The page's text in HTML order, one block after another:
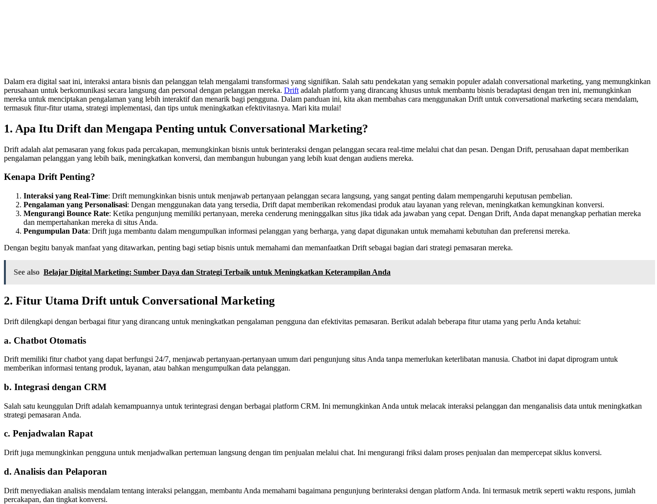
Dalam era digital saat ini, interaksi antara bisnis dan pelanggan telah mengalami transformasi yang signifikan. Salah satu pendekatan yang semakin populer adalah conversational marketing, yang memungkinkan
perusahaan untuk berkomunikasi secara langsung dan personal dengan pelanggan mereka. Drift adalah platform yang dirancang khusus untuk membantu bisnis beradaptasi dengan tren ini, memungkinkan
mereka untuk menciptakan pengalaman yang lebih interaktif dan menarik bagi pengguna. Dalam panduan ini, kita akan membahas cara menggunakan Drift untuk conversational marketing secara mendalam,
termasuk fitur-fitur utama, strategi implementasi, dan tips untuk meningkatkan efektivitasnya. Mari kita mulai!
1. Apa Itu Drift dan Mengapa Penting untuk Conversational Marketing?
Drift adalah alat pemasaran yang fokus pada percakapan, memungkinkan bisnis untuk berinteraksi dengan pelanggan secara real-time melalui chat dan pesan. Dengan Drift, perusahaan dapat memberikan
pengalaman pelanggan yang lebih baik, meningkatkan konversi, dan membangun hubungan yang lebih kuat dengan audiens mereka.
Kenapa Drift Penting?
Interaksi yang Real-Time: Drift memungkinkan bisnis untuk menjawab pertanyaan pelanggan secara langsung, yang sangat penting dalam mempengaruhi keputusan pembelian.
Pengalaman yang Personalisasi: Dengan menggunakan data yang tersedia, Drift dapat memberikan rekomendasi produk atau layanan yang relevan, meningkatkan kemungkinan konversi.
Mengurangi Bounce Rate: Ketika pengunjung memiliki pertanyaan, mereka cenderung meninggalkan situs jika tidak ada jawaban yang cepat. Dengan Drift, Anda dapat menangkap perhatian mereka
dan mempertahankan mereka di situs Anda.
Pengumpulan Data: Drift juga membantu dalam mengumpulkan informasi pelanggan yang berharga, yang dapat digunakan untuk memahami kebutuhan dan preferensi mereka.
Dengan begitu banyak manfaat yang ditawarkan, penting bagi setiap bisnis untuk memahami dan memanfaatkan Drift sebagai bagian dari strategi pemasaran mereka.
See also Belajar Digital Marketing: Sumber Daya dan Strategi Terbaik untuk Meningkatkan Keterampilan Anda
2. Fitur Utama Drift untuk Conversational Marketing
Drift dilengkapi dengan berbagai fitur yang dirancang untuk meningkatkan pengalaman pengguna dan efektivitas pemasaran. Berikut adalah beberapa fitur utama yang perlu Anda ketahui:
a. Chatbot Otomatis
Drift memiliki fitur chatbot yang dapat berfungsi 24/7, menjawab pertanyaan-pertanyaan umum dari pengunjung situs Anda tanpa memerlukan keterlibatan manusia. Chatbot ini dapat diprogram untuk
memberikan informasi tentang produk, layanan, atau bahkan mengumpulkan data pelanggan.
b. Integrasi dengan CRM
Salah satu keunggulan Drift adalah kemampuannya untuk terintegrasi dengan berbagai platform CRM. Ini memungkinkan Anda untuk melacak interaksi pelanggan dan menganalisis data untuk meningkatkan
strategi pemasaran Anda.
c. Penjadwalan Rapat
Drift juga memungkinkan pengguna untuk menjadwalkan pertemuan langsung dengan tim penjualan melalui chat. Ini mengurangi friksi dalam proses penjualan dan mempercepat siklus konversi.
d. Analisis dan Pelaporan
Drift menyediakan analisis mendalam tentang interaksi pelanggan, membantu Anda memahami bagaimana pengunjung berinteraksi dengan platform Anda. Ini termasuk metrik seperti waktu respons, jumlah
percakapan, dan tingkat konversi.